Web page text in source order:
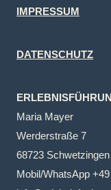
IMPRESSUM
DATENSCHUTZ
Maria Mayer
Werderstraße 7
68723 Schwetzingen
Mobil/WhatsApp